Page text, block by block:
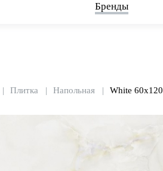
Бренды
Плитка Напольная White 60x120